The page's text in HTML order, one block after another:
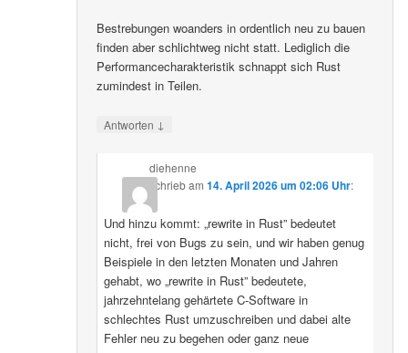
Bestrebungen woanders in ordentlich neu zu bauen
finden aber schlichtweg nicht statt. Lediglich die
Performancecharakteristik schnappt sich Rust
zumindest in Teilen.
Antworten ↓
diehenne
schriebam 14. April 2026 um 02:06 Uhr:
Und hinzu kommt: „rewrite in Rust” bedeutet
nicht, frei von Bugs zu sein, und wir haben genug
Beispiele in den letzten Monaten und Jahren
gehabt, wo „rewrite in Rust” bedeutete,
jahrzehntelang gehärtete C-Software in
schlechtes Rust umzuschreiben und dabei alte
Fehler neu zu begehen oder ganz neue